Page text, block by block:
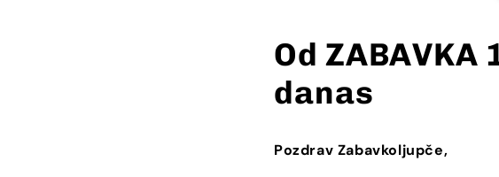
Od ZABAVKA
danas
Pozdrav Zabavkoljupče,